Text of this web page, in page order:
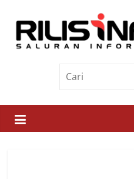
contentRilis
Saluran
Informasi